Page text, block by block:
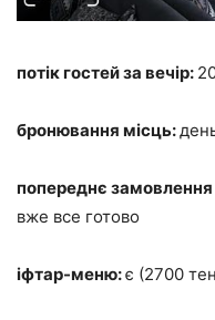
потік гостей за вечір:
бронювання місць:
попереднє замовлення
вже все готово
іфтар-меню:є (2700